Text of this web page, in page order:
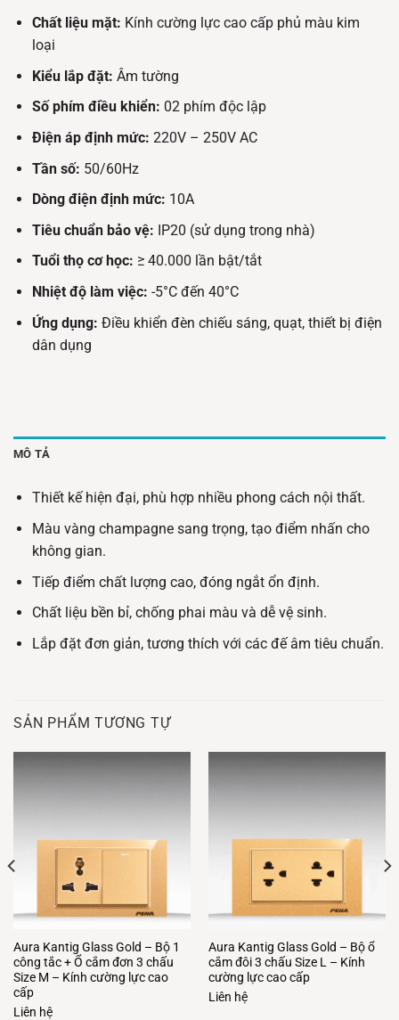
Chất liệu mặt: Kính cường lực cao cấp phủ màu kim
loại
Kiểu lắp đặt: Âm tường
Số phím điều khiển: 02 phím độc lập
Điện áp định mức: 220V – 250V AC
Tần số: 50/60Hz
Dòng điện định mức: 10A
Tiêu chuẩn bảo vệ: IP20 (sử dụng trong nhà)
Tuổi thọ cơ học: ≥ 40.000 lần bật/tắt
Nhiệt độ làm việc: -5°C đến 40°C
Ứng dụng: Điều khiển đèn chiếu sáng, quạt, thiết bị điện
dân dụng
MÔ TẢ
Thiết kế hiện đại, phù hợp nhiều phong cách nội thất.
Màu vàng champagne sang trọng, tạo điểm nhấn cho
không gian.
Tiếp điểm chất lượng cao, đóng ngắt ổn định.
Chất liệu bền bỉ, chống phai màu và dễ vệ sinh.
Lắp đặt đơn giản, tương thích với các đế âm tiêu chuẩn.
SẢN PHẨM TƯƠNG TỰ
Aura Kantig Glass Gold – Bộ 1
công tắc + Ổ cắm đơn 3 chấu
Size M – Kính cường lực cao
cấp
Liên hệ
Aura Kantig Glass Gold – Bộ ổ
cắm đôi 3 chấu Size L – Kính
cường lực cao cấp
Liên hệ